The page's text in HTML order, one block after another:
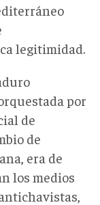
legitimidad.
por
de
de
era de
los medios